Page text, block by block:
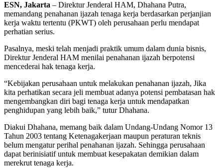
ESN, Jakarta – Direktur Jenderal HAM, Dhahana Putra,
memandang penahanan ijazah tenaga kerja berdasarkan perjanjian
kerja waktu tertentu (PKWT) oleh perusahaan perlu mendapat
perhatian serius.
Pasalnya, meski telah menjadi praktik umum dalam dunia bisnis,
Direktur Jenderal HAM menilai penahanan ijazah berpotensi
mencederai hak tenaga kerja.
“Kebijakan perusahaan untuk melakukan penahanan ijazah, Jika
kita perhatikan secara jeli membuat adanya potensi pembatasan hak
mengembangkan diri bagi tenaga kerja untuk mendapatkan
penghidupan yang lebih baik,” tutur Dhahana.
Diakui Dhahana, memang baik dalam Undang-Undang Nomor 13
Tahun 2003 tentang Ketenagakerjaan maupun peraturan teknis
belum mengatur perihal penahanan ijazah. Sehingga perusahaan
dapat berinisiatif untuk membuat kesepakatan demikian dalam
merekrut tenaga kerja.